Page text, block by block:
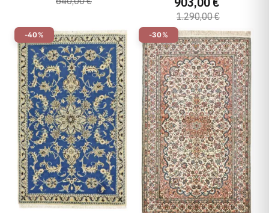
1.290,00 €
-40% -30%